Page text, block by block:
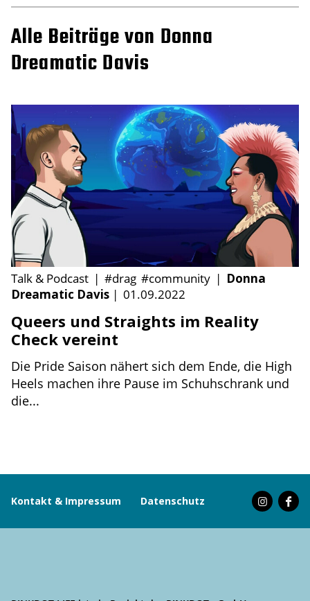
Alle Beiträge von Donna
Dreamatic Davis
Talk & Podcast | #drag #community | Donna
Dreamatic Davis | 01.09.2022
Queers und Straights im Reality
Check vereint
Die Pride Saison nähert sich dem Ende, die High
Heels machen ihre Pause im Schuhschrank und
die...
Kontakt & Impressum Datenschutz